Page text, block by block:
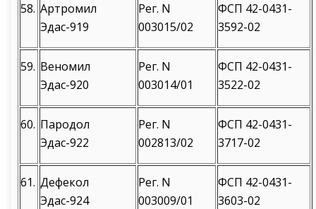
58. Артромил
Эдас-919
Рег. N
003015/02
ФСП 42-0431-
3592-02
59. Веномил
Эдас-920
Рег. N
003014/01
ФСП 42-0431-
3522-02
60. Пародол
Эдас-922
Рег. N
002813/02
ФСП 42-0431-
3717-02
61. Дефекол
Эдас-924
Рег. N
003009/01
ФСП 42-0431-
3603-02